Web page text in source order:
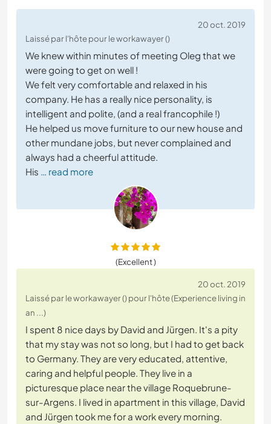
20 oct. 2019
Laissé par l'hôte pour le workawayer ()
We knew within minutes of meeting Oleg that we
were going to get on well !
We felt very comfortable and relaxed in his
company. He has a really nice personality, is
intelligent and polite, (and a real francophile !)
He helped us move furniture to our new house and
other mundane jobs, but never complained and
always had a cheerful attitude.
His … read more
(Excellent )
20 oct. 2019
Laissé par le workawayer () pour l'hôte (Experience living in
an ...)
I spent 8 nice days by David and Jürgen. It's a pity
that my stay was not so long, but I had to get back
to Germany. They are very educated, attentive,
caring and helpful people. They live in a
picturesque place near the village Roquebrune-
sur-Argens. I lived in apartment in this village, David
and Jürgen took me for a work every morning.